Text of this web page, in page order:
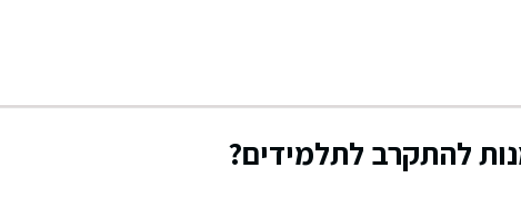
להתקרב לתלמידים?